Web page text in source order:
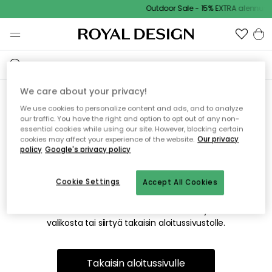
Outdoor Sale - 15% EXTRA
Emme valitettavasti löydä
etsimääsi sivua
Tämä voi johtua siitä, että sivua ei enää ole tai siitä, että se
on siirretty muualle. Pahoittelemme tästä mahdollisesti
valikosta tai siirtyä takaisin aloitussivustolle.
Takaisin aloitussivulle
We care about your privacy!
We use cookies to personalize content and ads, and to analyze
our traffic. You have the right and option to opt out of any non-
essential cookies while using our site. However, blocking certain
cookies may affect your experience of the website. Our privacy
policy Google's privacy policy
Accept All Cookies
Cookie Settings